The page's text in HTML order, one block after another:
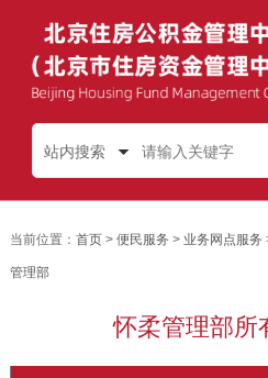
站内搜索
当前位置： 首页> 便民服务 > 业务网点服务
管理部
怀柔管理部所